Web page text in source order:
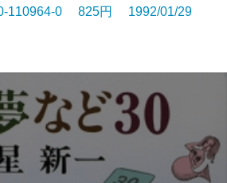
110964-0 825円 1992/01/29